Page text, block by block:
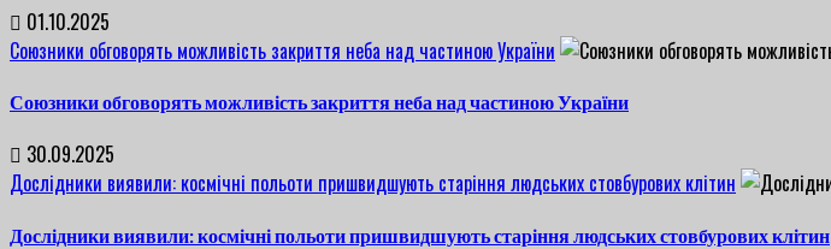
01.10.2025
Союзники обговорять можливість закриття неба над частиною України
Союзники обговорять можливість закриття неба над частиною України
30.09.2025
Дослідники виявили: космічні польоти пришвидшують старіння людських стовбурових клітин
Дослідники виявили: космічні польоти пришвидшують старіння людських стовбурових клітин